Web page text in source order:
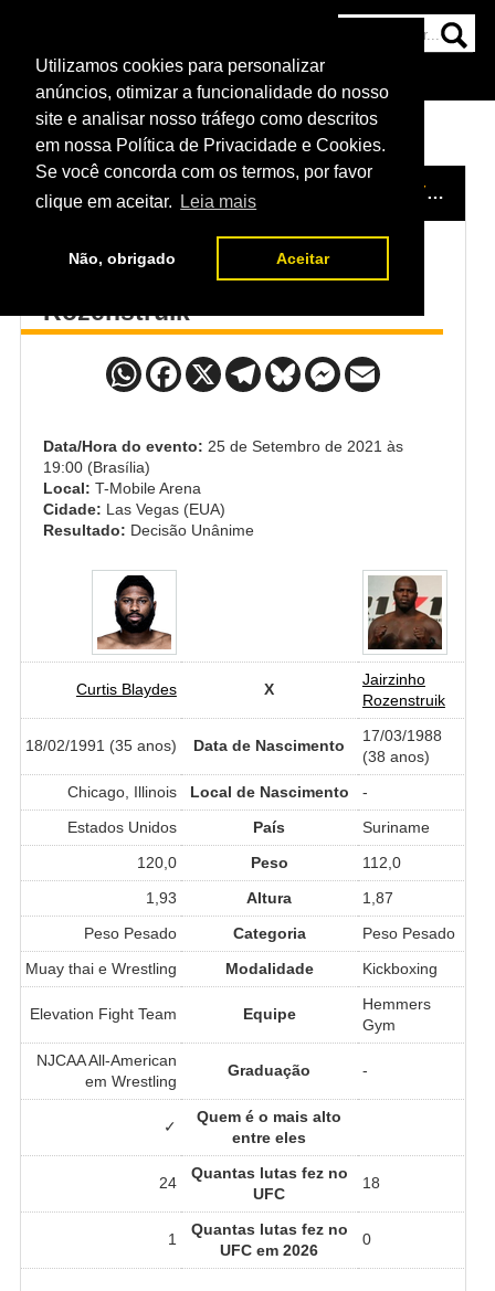
Utilizamos cookies para personalizar
anúncios, otimizar a funcionalidade do nosso
site e analisar nosso tráfego como descritos
em nossa Política de Privacidade e Cookies.
Se você concorda com os termos, por favor
clique em aceitar.
Leia mais
Não, obrigado Aceitar
NOTÍCIAS
HOME EVENTO / UFC 266 CURTIS BLAYDES x JAIRZINHO ROZENSTRUIK
Curtis Blaydes x Jairzinho
Rozenstruik
Data/Hora do evento: 25 de Setembro de 2021 às
19:00 (Brasília)
Local: T-Mobile Arena
Cidade: Las Vegas (EUA)
Resultado: Decisão Unânime
Curtis Blaydes X
Jairzinho
Rozenstruik
18/02/1991 (35 anos) Data de Nascimento
17/03/1988
(38 anos)
Chicago, Illinois
Local de Nascimento
-
Estados Unidos
País
Suriname
120,0
Peso
112,0
1,93
Altura
1,87
Peso Pesado
Categoria
Peso Pesado
Muay thai e Wrestling
Modalidade Kickboxing
Elevation Fight Team Equipe
Hemmers
Gym
NJCAA All-American
em Wrestling
Graduação -
✓
Quem é o mais alto
entre eles
24
Quantas lutas fez no
UFC
18
1
Quantas lutas fez no
UFC em 2026
0